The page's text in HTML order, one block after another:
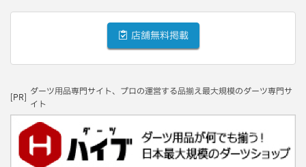
店舗無料掲載
[PR]
ダーツ用品専門サイト、プロの運営する品揃え最大規模のダーツ専門サ
イト